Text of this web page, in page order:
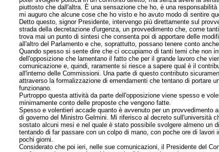
piuttosto che dall'altra. È una sensazione che ho, è una
mi auguro che alcune cose che ho visto e ho avuto modo di sentire
Detto questo, signor Presidente, intervengo più direttamente sul
strada della decretazione d'urgenza, un provvedimento che, come
trova mai un punto di sintesi che consenta poi di apportare delle
all'altro del Parlamento e che, soprattutto, possano tenere conto
Quando spesso si sente dire che ci occupiamo di tanti temi che non
dell'opposizione che lamentano il fatto che per il grande lavoro che
comunicazione e, quindi, raramente si riesce a sapere qual è il
all'interno delle Commissioni. Una parte di questo contributo
attraverso la formalizzazione di emendamenti che tentano di portare
funzionano.
Purtroppo questa attività da parte dell'opposizione viene spesso e
minimamente conto delle proposte che vengono fatte.
Spesso e volentieri accade quanto è avvenuto per un provvedimento
di governo del Ministro Gelmini. Mi riferisco al decreto sull'università
sostato alcuni mesi e nel quale è stato possibile svolgere almeno un
tentando di far passare con un colpo di mano, con poche ore di
pochi giorni.
Considerato che poi ieri, nelle sue comunicazioni, il Presidente del